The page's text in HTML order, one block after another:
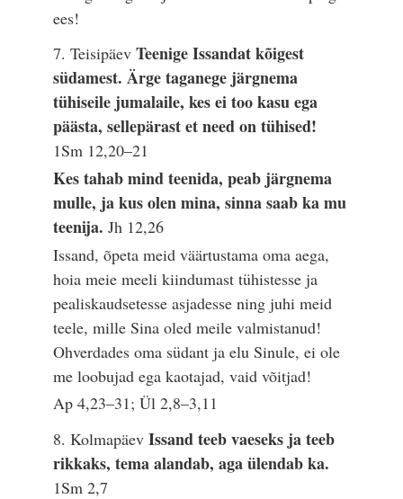
ees!
7. TeisipäevTeenige Issandat kõigest
südamest. Ärge taganege järgnema
tühiseile jumalaile, kes ei too kasu ega
päästa, sellepärast et need on tühised!
1Sm 12,20–21
Kes tahab mind teenida, peab järgnema
mulle, ja kus olen mina, sinna saab ka mu
teenija.Jh 12,26
Issand, õpeta meid väärtustama oma aega,
hoia meie meeli kiindumast tühistesse ja
pealiskaudsetesse asjadesse ning juhi meid
teele, mille Sina oled meile valmistanud!
Ohverdades oma südant ja elu Sinule, ei ole
me loobujad ega kaotajad, vaid võitjad!
Ap 4,23–31; Ül 2,8–3,11
8. KolmapäevIssand teeb vaeseks ja teeb
rikkaks, tema alandab, aga ülendab ka.
1Sm 2,7